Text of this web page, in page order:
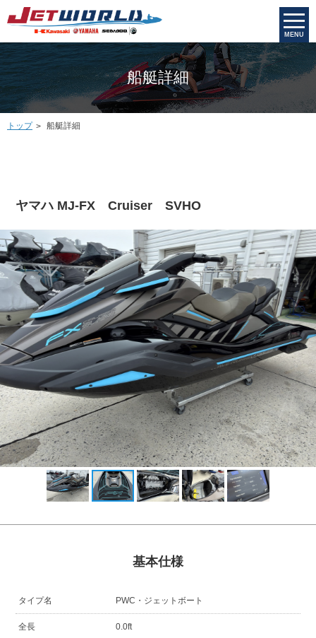
MENU
船艇詳細
トップ 船艇詳細
ヤマハ MJ-FX Cruiser SVHO
基本仕様
タイプ名 PWC・ジェットボート
全長 0.0ft